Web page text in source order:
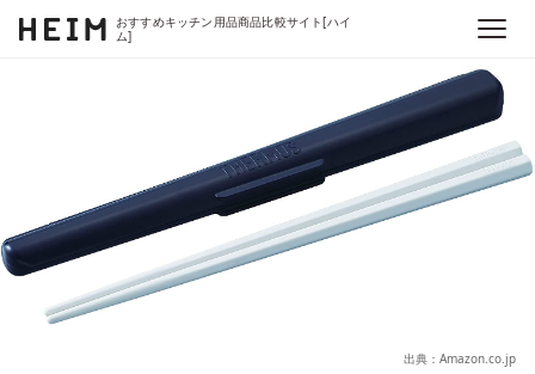
おすすめキッチン用品商品比較サイト[ハイ
ム]
出典：Amazon.co.jp